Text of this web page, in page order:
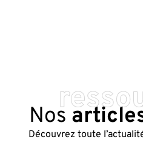
Nos
Découvrez toute